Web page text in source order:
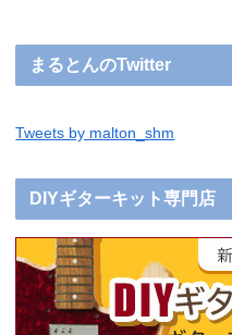
まるとんのTwitter
Tweets by malton_shm
DIYギターキット専門店